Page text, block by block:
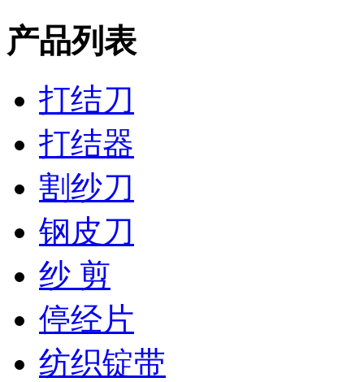
产品列表
打结刀
打结器
割纱刀
钢皮刀
纱 剪
停经片
纺织锭带